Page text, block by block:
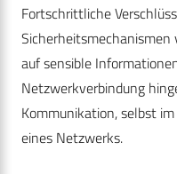
Fortschrittliche
auf sensible
Netzwerkverbindung
Kommunikation, selbst
eines Netzwerks.